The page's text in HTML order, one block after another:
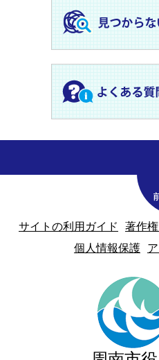
サイトの利用ガイド
著作
個人情報保護